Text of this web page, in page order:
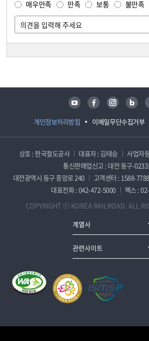
매우만족 만족 보통 불만족
개인정보처리방침 이메일무단수집거부
유튜브 페이스북 인스타그램 블로그
상호 : 한국철도공사 대표자 : 김태승
사업자
통신판매업신고 : 대전 동구-0233
대전광역시 동구 중앙로 240
고객센터 : 1588-
대표전화 : 042-472-5000
팩스 :
COPYRIGHT ⓒ KOREA RAILROAD. ALL
계열사
관련사이트